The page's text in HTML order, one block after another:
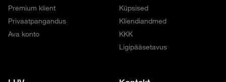
Premium klient
Privaatpangandus
Ava konto
Küpsised
Kliendiandmed
KKK
Ligipääsetavus